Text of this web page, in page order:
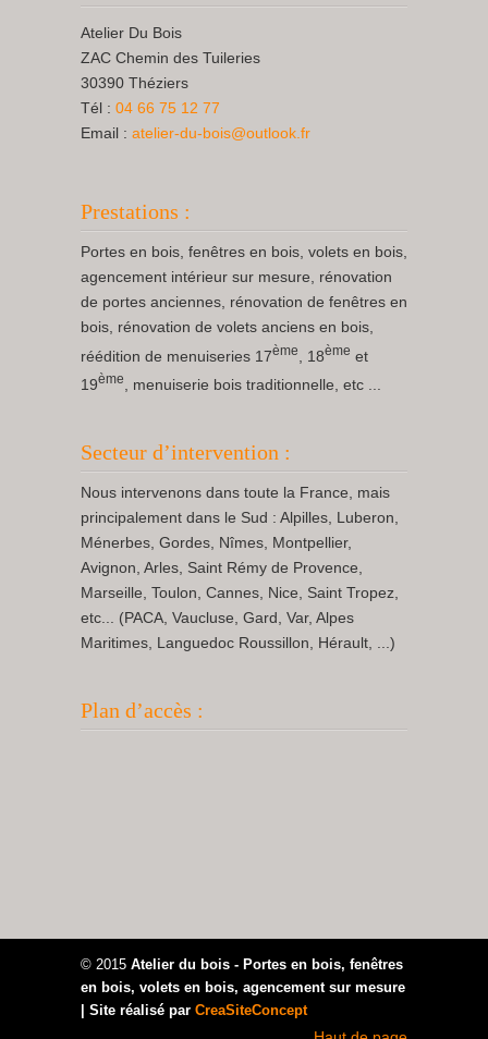
Atelier Du Bois
ZAC Chemin des Tuileries
30390 Théziers
Tél : 04 66 75 12 77
Email : atelier-du-bois@outlook.fr
Prestations :
Portes en bois, fenêtres en bois, volets en bois,
agencement intérieur sur mesure, rénovation
de portes anciennes, rénovation de fenêtres en
bois, rénovation de volets anciens en bois,
réédition de menuiseries 17ème , 18ème et
19ème , menuiserie bois traditionnelle, etc ...
Secteur d’intervention :
Nous intervenons dans toute la France, mais
principalement dans le Sud : Alpilles, Luberon,
Ménerbes, Gordes, Nîmes, Montpellier,
Avignon, Arles, Saint Rémy de Provence,
Marseille, Toulon, Cannes, Nice, Saint Tropez,
etc... (PACA, Vaucluse, Gard, Var, Alpes
Maritimes, Languedoc Roussillon, Hérault, ...)
Plan d’accès :
© 2015 Atelier du bois - Portes en bois, fenêtres
en bois, volets en bois, agencement sur mesure
| Site réalisé par CreaSiteConcept